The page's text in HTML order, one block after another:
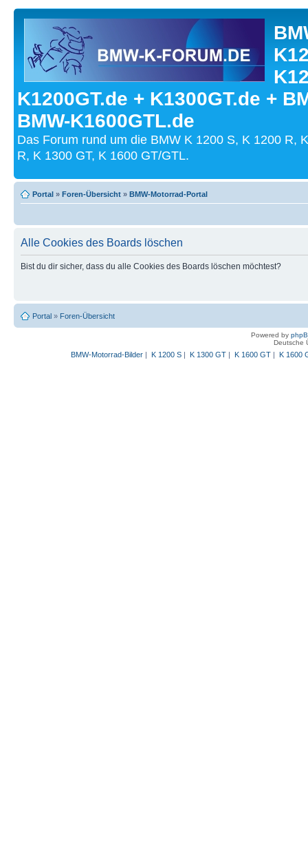
K1200GT.de + K1300GT.de +
BMW-K1600GTL.de
Das Forum rund um die BMW K 1200 S, K 1200 R,
R, K 1300 GT, K 1600 GT/GTL.
Portal » Foren-Übersicht » BMW-Motorrad-Portal
Alle Cookies des Boards löschen
Bist du dir sicher, dass du alle Cookies des Boards löschen möchtest?
Portal » Foren-Übersicht
Powered by
Deutsche
BMW-Motorrad-Bilder| K 1200 S| K 1300 GT| K 1600 GT| K 1600